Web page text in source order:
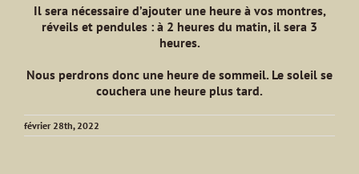
Il sera nécessaire d’ajouter une heure à vos montres,
réveils et pendules : à 2 heures du matin, il sera 3
heures.
Nous perdrons donc une heure de sommeil. Le soleil se
couchera une heure plus tard.
février 28th, 2022